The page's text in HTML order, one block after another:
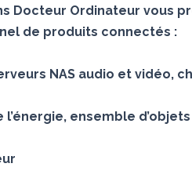
Docteur Ordinateur vous
de produits connectés :
NAS audio et vidéo,
ensemble